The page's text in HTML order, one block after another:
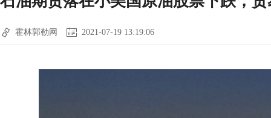
霍林郭勒网 2021-07-19 13:19:06